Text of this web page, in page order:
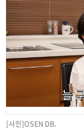
[사진]OSEN DB.